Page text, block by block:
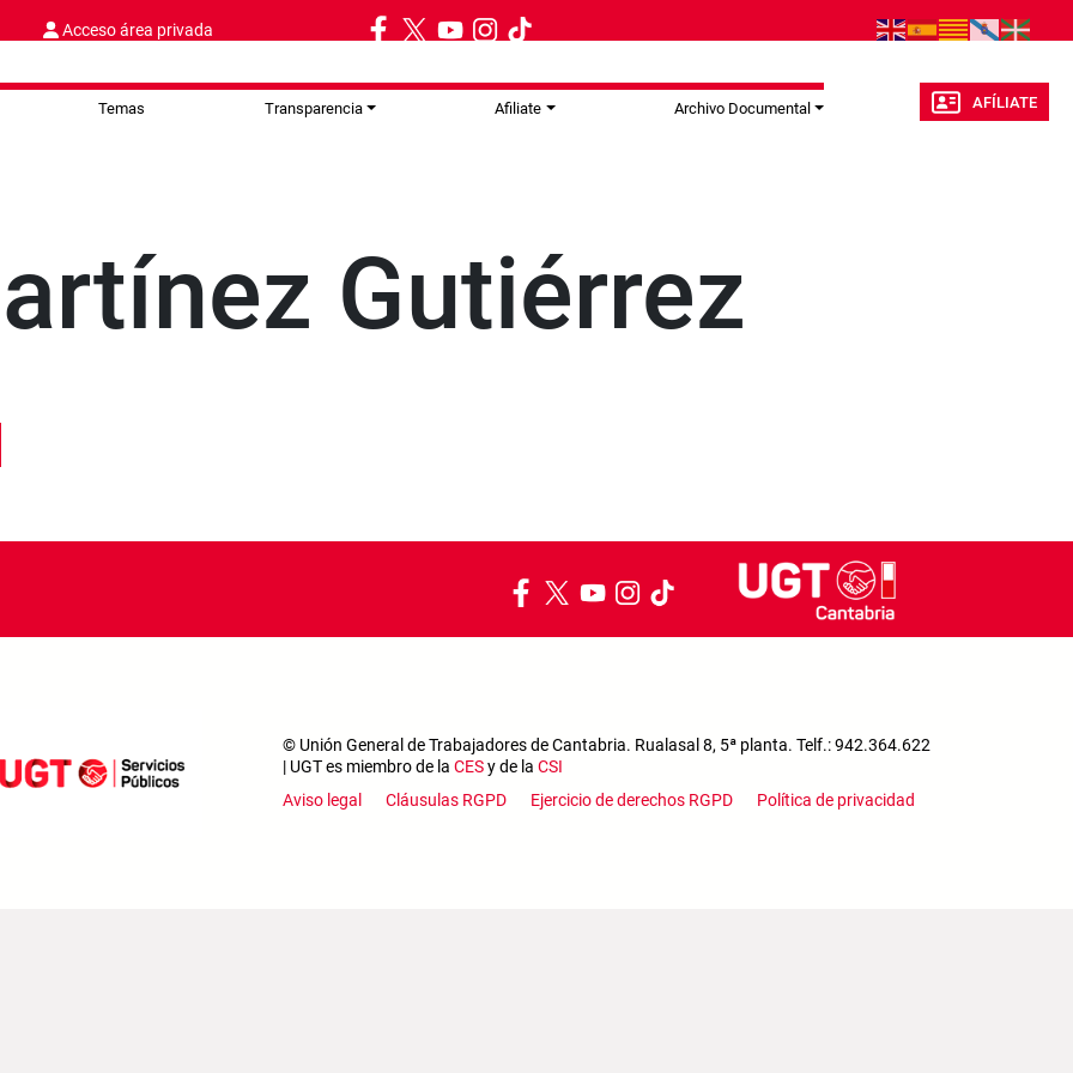
Acceso área privada
Temas Transparencia Afiliate Archivo Documental AFÍLIATE
Gutiérrez
© Unión General de Trabajadores de Cantabria. Rualasal 8, 5ª planta. Telf.: 942.364.622
| UGT es miembro de la CESy de la CSI
Footer menu
Aviso legal Cláusulas RGPD Ejercicio de derechos RGPD Política de privacidad